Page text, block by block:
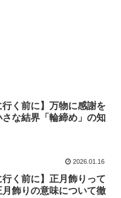
行く前に】万物に感謝を
さな結界「輪締め」の知
2026.01.16
行く前に】正月飾りって
月飾りの意味について徹